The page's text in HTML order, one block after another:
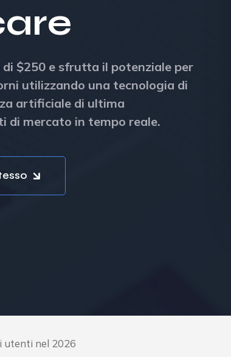
$250 e sfrutta il potenziale per
utilizzando una tecnologia di
artificiale di ultima
di mercato in tempo reale.
utenti nel 2026